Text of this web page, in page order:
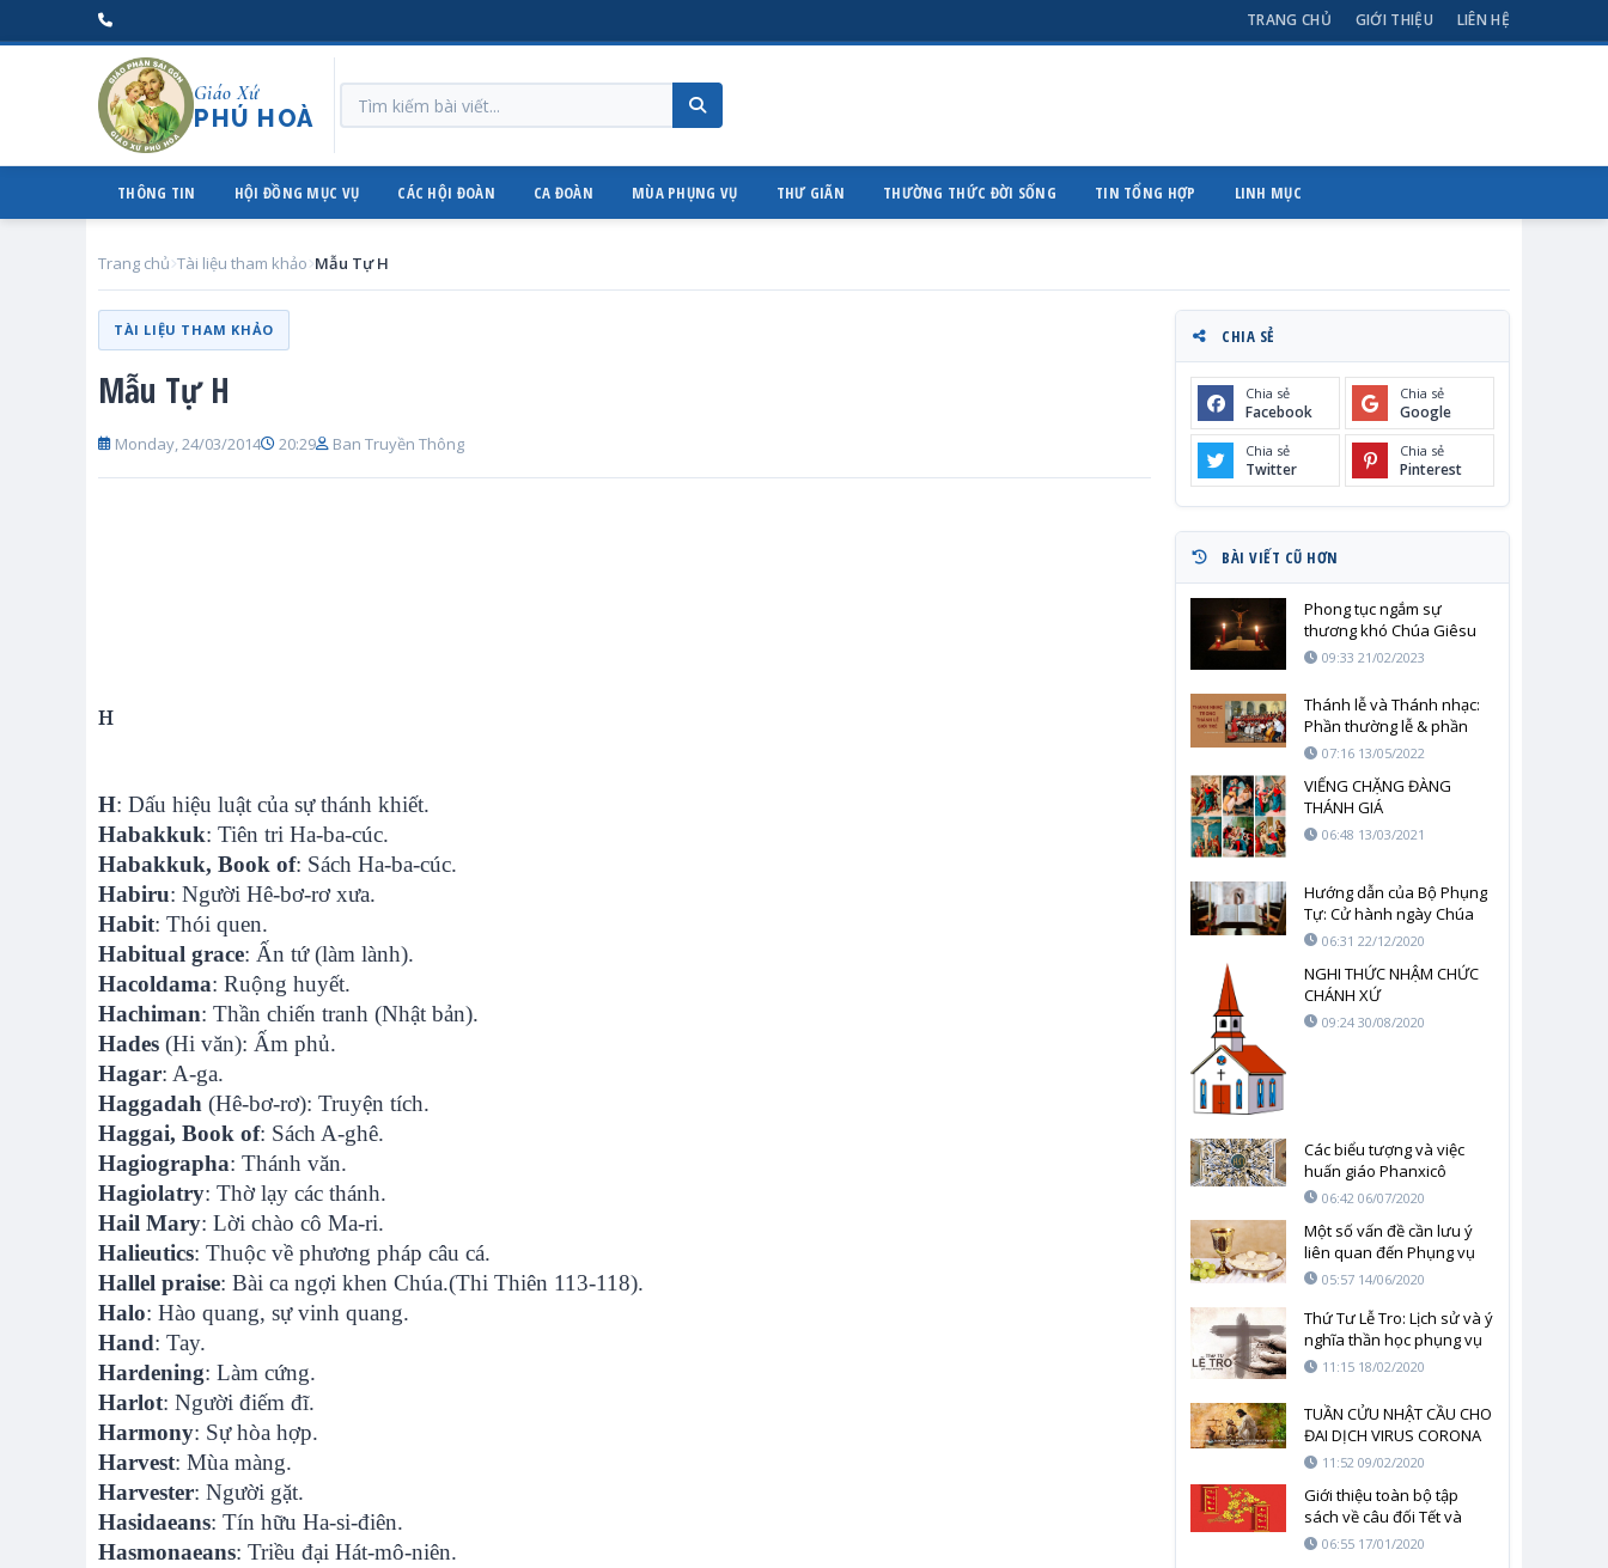
TRANG CHỦ GIỚI THIỆU LIÊN HỆ
Giáo Xứ
PHÚ HOÀ
THÔNG TIN HỘI ĐỒNG MỤC VỤ CÁC HỘI ĐOÀN CA ĐOÀN MÙA PHỤNG VỤ THƯ GIÃN THƯỜNG THỨC ĐỜI SỐNG TIN TỔNG HỢP LINH MỤC
Trang chủ Tài liệu tham khảo Mẫu Tự H
TÀI LIỆU THAM KHẢO
Mẫu Tự H
Monday, 24/03/2014 20:29 Ban Truyền Thông
H
H: Dấu hiệu luật của sự thánh khiết.
Habakkuk: Tiên tri Ha-ba-cúc.
Habakkuk, Book of: Sách Ha-ba-cúc.
Habiru: Người Hê-bơ-rơ xưa.
Habit: Thói quen.
Habitual grace: Ấn tứ (làm lành).
Hacoldama: Ruộng huyết.
Hachiman: Thần chiến tranh (Nhật bản).
Hades (Hi văn): Ấm phủ.
Hagar: A-ga.
Haggadah (Hê-bơ-rơ): Truyện tích.
Haggai, Book of: Sách A-ghê.
Hagiographa: Thánh văn.
Hagiolatry: Thờ lạy các thánh.
Hail Mary: Lời chào cô Ma-ri.
Halieutics: Thuộc về phương pháp câu cá.
Hallel praise: Bài ca ngợi khen Chúa.(Thi Thiên 113-118).
Halo: Hào quang, sự vinh quang.
Hand: Tay.
Hardening: Làm cứng.
Harlot: Người điếm đĩ.
Harmony: Sự hòa hợp.
Harvest: Mùa màng.
Harvester: Người gặt.
Hasidaeans: Tín hữu Ha-si-điên.
Hasmonaeans: Triều đại Hát-mô-niên.
CHIA SẺ
Chia sẻ
Facebook
Chia sẻ
Google
Chia sẻ
Twitter
Chia sẻ
Pinterest
BÀI VIẾT CŨ HƠN
Phong tục ngắm sự
thương khó Chúa Giêsu
09:33 21/02/2023
Thánh lễ và Thánh nhạc:
Phần thường lễ & phần
riêng của Thánh lễ
07:16 13/05/2022
VIẾNG CHẶNG ĐÀNG
THÁNH GIÁ
06:48 13/03/2021
Hướng dẫn của Bộ Phụng
Tự: Cử hành ngày Chúa
nhật Lời Chúa
06:31 22/12/2020
NGHI THỨC NHẬM CHỨC
CHÁNH XỨ
09:24 30/08/2020
Các biểu tượng và việc
huấn giáo Phanxicô
06:42 06/07/2020
Một số vấn đề cần lưu ý
liên quan đến Phụng vụ
Thánh lễ
05:57 14/06/2020
Thứ Tư Lễ Tro: Lịch sử và ý
nghĩa thần học phụng vụ
11:15 18/02/2020
TUẦN CỬU NHẬT CẦU CHO
ĐAI DỊCH VIRUS CORONA
SỚM CHẤM DỨT – NGÀY
11:52 09/02/2020
Giới thiệu toàn bộ tập
sách về câu đối Tết và
Phụng Vụ
06:55 17/01/2020